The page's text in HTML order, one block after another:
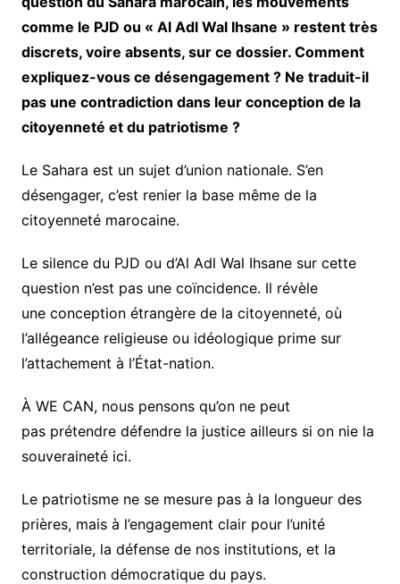
comme le PJD ou « Al Adl Wal Ihsane » restent très
discrets, voire absents, sur ce dossier. Comment
expliquez-vous ce désengagement ? Ne traduit-il
pas une contradiction dans leur conception de la
citoyenneté et du patriotisme ?
Le Sahara est un sujet d’union nationale. S’en
désengager, c’est renier la base même de la
citoyenneté marocaine.
Le silence du PJD ou d’Al Adl Wal Ihsane sur cette
question n’est pas une coïncidence. Il révèle
une conception étrangère de la citoyenneté, où
l’allégeance religieuse ou idéologique prime sur
l’attachement à l’État-nation.
À WE CAN, nous pensons qu’on ne peut
pas prétendre défendre la justice ailleurs si on nie la
souveraineté ici.
Le patriotisme ne se mesure pas à la longueur des
prières, mais à l’engagement clair pour l’unité
territoriale, la défense de nos institutions, et la
construction démocratique du pays.